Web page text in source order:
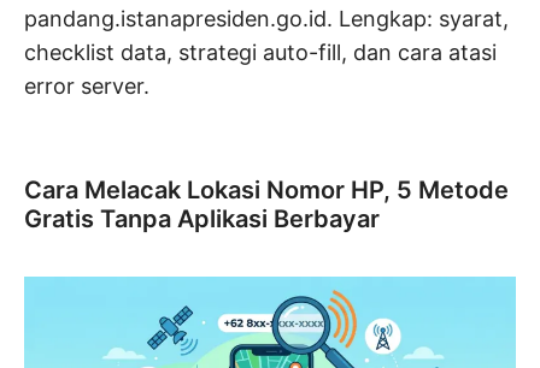
pandang.istanapresiden.go.id. Lengkap: syarat,
checklist data, strategi auto-fill, dan cara atasi
error server.
Cara Melacak Lokasi Nomor HP, 5 Metode
Gratis Tanpa Aplikasi Berbayar